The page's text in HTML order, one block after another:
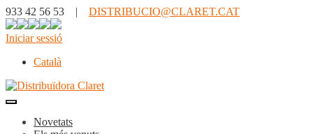
933 42 56 53 | DISTRIBUCIO@CLARET.CAT
Iniciar sessió
Català
Novetats